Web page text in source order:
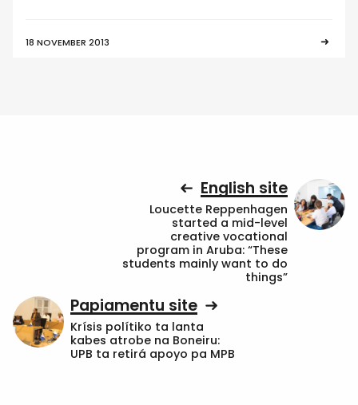
18 NOVEMBER 2013
English site
Loucette Reppenhagen
started a mid-level
creative vocational
program in Aruba: “These
students mainly want to do
things”
Papiamentu site
Krísis polítiko ta lanta
kabes atrobe na Boneiru:
UPB ta retirá apoyo pa MPB